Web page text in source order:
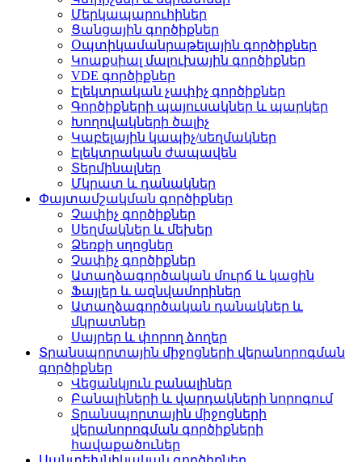
Մերկապարուհիներ
Ցանցային գործիքներ
Օպտիկամանրաթելային գործիքներ
Կոաքսիալ մալուխային գործիքներ
VDE գործիքներ
Էլեկտրական չափիչ գործիքներ
Գործիքների պայուսակներ և պարկեր
Խողովակների ծալիչ
Կաբելային կապիչ/սեղմակներ
Էլեկտրական ժապավեն
Տերմինալներ
Մկրատ և դանակներ
Փայտամշակման գործիքներ
Չափիչ գործիքներ
Սեղմակներ և մեխեր
Ձեռքի սղոցներ
Չափիչ գործիքներ
Ատաղձագործական մուրճ և կացին
Ֆայլեր և ազնվամորիներ
Ատաղձագործական դանակներ և
մկրատներ
Սայրեր և փորող ձողեր
Տրանսպորտային միջոցների վերանորոգման
գործիքներ
Վեցանկյուն բանալիներ
Բանալիների և վարդակների նորոգում
Տրանսպորտային միջոցների
վերանորոգման գործիքների
հավաքածուներ